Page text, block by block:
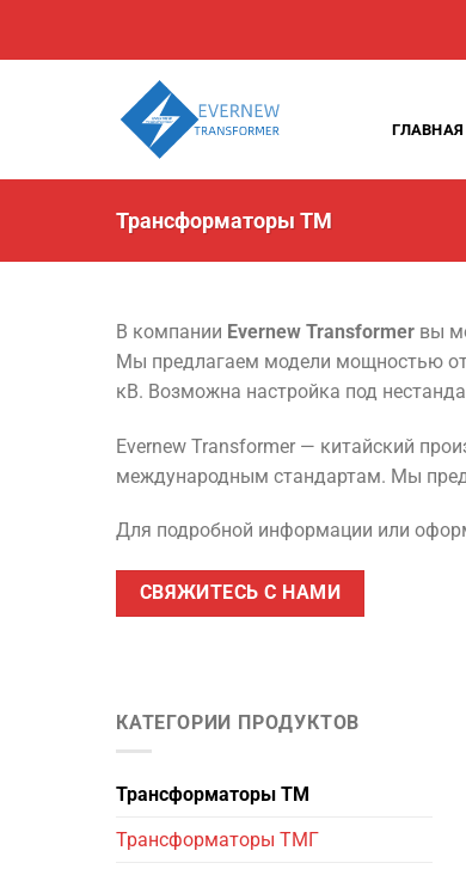
ГЛАВНАЯ
Трансформаторы TM
В компании Evernew Transformer вы
Мы предлагаем модели мощностью
кВ. Возможна настройка под
Evernew Transformer — китайский
международным стандартам. Мы
Для подробной информации или
СВЯЖИТЕСЬ С НАМИ
КАТЕГОРИИ ПРОДУКТОВ
Трансформаторы TM
Трансформаторы ТМГ